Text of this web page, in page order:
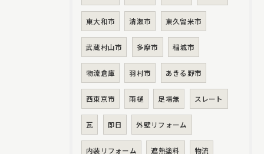
東大和市 清瀬市 東久留米市
武蔵村山市 多摩市 稲城市
物流倉庫 羽村市 あきる野市
西東京市 雨樋 足場無 スレート
瓦 即日 外壁リフォーム
内装リフォーム 遮熱塗料 物流